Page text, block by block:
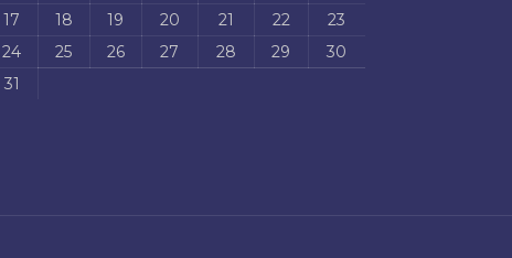
17
18 19 20 21 22
23
24
25 26 27 28 29
30
31